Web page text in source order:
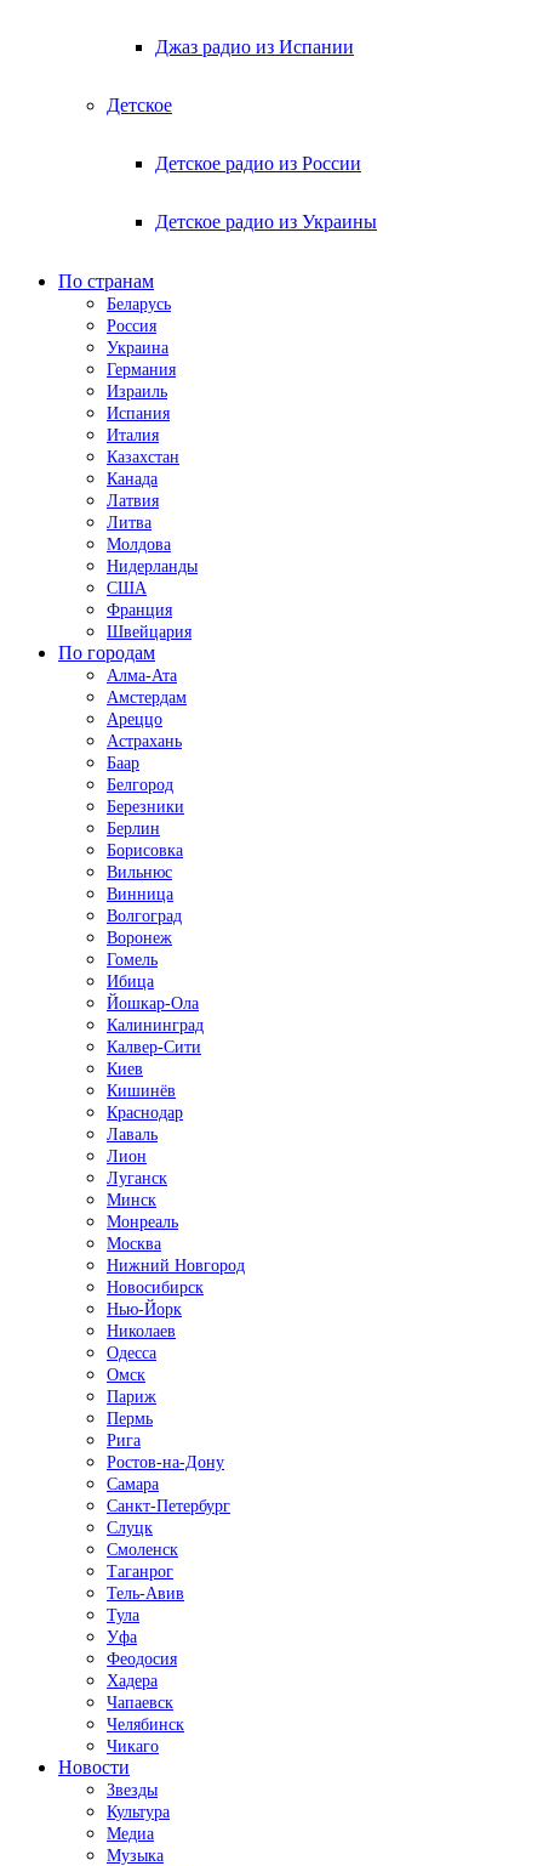
Джаз радио из Испании
Детское
Детское радио из России
Детское радио из Украины
По странам
Беларусь
Россия
Украина
Германия
Израиль
Испания
Италия
Казахстан
Канада
Латвия
Литва
Молдова
Нидерланды
США
Франция
Швейцария
По городам
Алма-Ата
Амстердам
Ареццо
Астрахань
Баар
Белгород
Березники
Берлин
Борисовка
Вильнюс
Винница
Волгоград
Воронеж
Гомель
Ибица
Йошкар-Ола
Калининград
Калвер-Сити
Киев
Кишинёв
Краснодар
Лаваль
Лион
Луганск
Минск
Монреаль
Москва
Нижний Новгород
Новосибирск
Нью-Йорк
Николаев
Одесса
Омск
Париж
Пермь
Рига
Ростов-на-Дону
Самара
Санкт-Петербург
Слуцк
Смоленск
Таганрог
Тель-Авив
Тула
Уфа
Феодосия
Хадера
Чапаевск
Челябинск
Чикаго
Новости
Звезды
Культура
Медиа
Музыка